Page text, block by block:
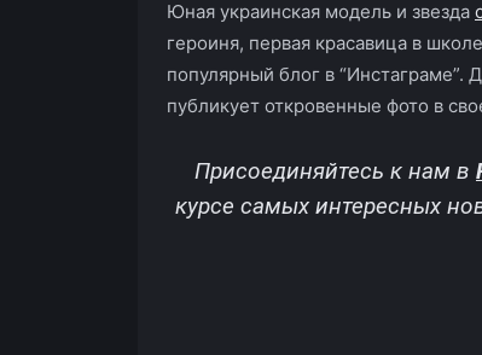
Юная украинская модель и звезда
героиня, первая красавица в
популярный блог в “Инстаграме”.
публикует откровенные фото в
Присоединяйтесь к нам в
курсе самых интересных